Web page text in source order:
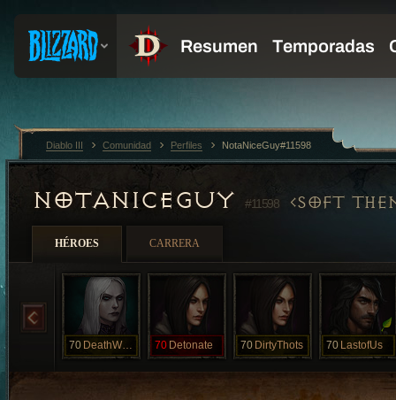
NOTANICEGUY #11598 SOFT
HÉROES CARRERA
70 DeathWhisper 70 Detonate 70 DirtyThots 70 LastofUs
Diablo III Comunidad Perfiles NotaNiceGuy#11598